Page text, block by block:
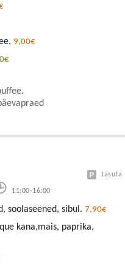
9,00€
11:00-16:00
tasuta
soolaseened, sibul. 7,90€
kana,mais, paprika,